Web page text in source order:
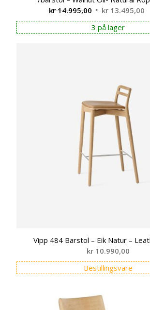
kr14.995,00 Opprinnelig
pris
var:
kr 13.495,00
3 på lager
Vipp 484 Barstol – Eik Natur –
kr 10.990,00
Bestillingsvare